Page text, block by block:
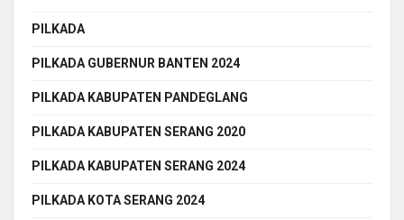
PILKADA
PILKADA GUBERNUR BANTEN 2024
PILKADA KABUPATEN PANDEGLANG
PILKADA KABUPATEN SERANG 2020
PILKADA KABUPATEN SERANG 2024
PILKADA KOTA SERANG 2024